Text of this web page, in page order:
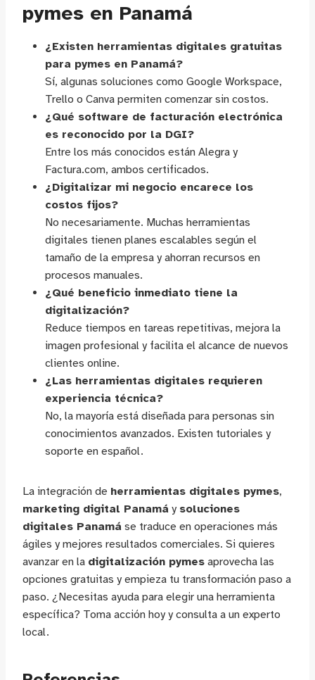
pymes en Panamá
¿Existen herramientas digitales gratuitas
para pymes en Panamá?
Sí, algunas soluciones como Google Workspace,
Trello o Canva permiten comenzar sin costos.
¿Qué software de facturación electrónica
es reconocido por la DGI?
Entre los más conocidos están Alegra y
Factura.com, ambos certificados.
¿Digitalizar mi negocio encarece los
costos fijos?
No necesariamente. Muchas herramientas
digitales tienen planes escalables según el
tamaño de la empresa y ahorran recursos en
procesos manuales.
¿Qué beneficio inmediato tiene la
digitalización?
Reduce tiempos en tareas repetitivas, mejora la
imagen profesional y facilita el alcance de nuevos
clientes online.
¿Las herramientas digitales requieren
experiencia técnica?
No, la mayoría está diseñada para personas sin
conocimientos avanzados. Existen tutoriales y
soporte en español.
La integración de herramientas digitales pymes,
marketing digital Panamá y soluciones
digitales Panamá se traduce en operaciones más
ágiles y mejores resultados comerciales. Si quieres
avanzar en la digitalización pymes aprovecha las
opciones gratuitas y empieza tu transformación paso a
paso. ¿Necesitas ayuda para elegir una herramienta
específica? Toma acción hoy y consulta a un experto
local.